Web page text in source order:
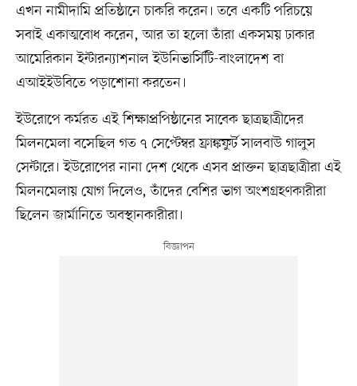
এখন নামীদামি প্রতিষ্ঠানে চাকরি করেন। তবে একটি পরিচয়ে
সবাই একাত্মবোধ করেন, আর তা হলো তাঁরা একসময় ঢাকার
আমেরিকান ইন্টারন্যাশনাল ইউনিভার্সিটি-বাংলাদেশ বা
এআইইউবিতে পড়াশোনা করতেন।
ইউরোপে কর্মরত এই শিক্ষাপ্রপিষ্ঠানের সাবেক ছাত্রছাত্রীদের
মিলনমেলা বসেছিল গত ৭ সেপ্টেম্বর ফ্রাঙ্কফুর্ট সালবাউ গালুস
সেন্টারে। ইউরোপের নানা দেশ থেকে এসব প্রাক্তন ছাত্রছাত্রীরা এই
মিলনমেলায় যোগ দিলেও, তাঁদের বেশির ভাগ অংশগ্রহণকারীরা
ছিলেন জার্মানিতে অবস্থানকারীরা।